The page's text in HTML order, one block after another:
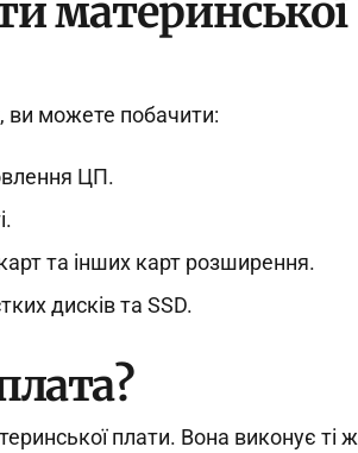
материнської
ви можете побачити:
ЦП.
та інших карт розширення.
дисків та SSD.
плати. Вона виконує ті ж